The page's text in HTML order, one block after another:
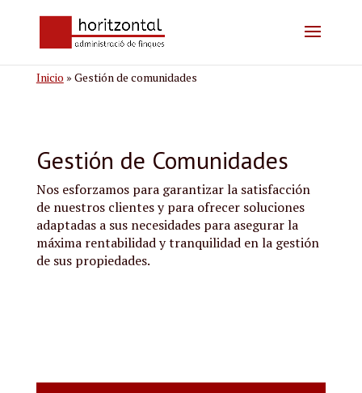
Inicio » Gestión de comunidades
Gestión de Comunidades
Nos esforzamos para garantizar la satisfacción
de nuestros clientes y para ofrecer soluciones
adaptadas a sus necesidades para asegurar la
máxima rentabilidad y tranquilidad en la gestión
de sus propiedades.